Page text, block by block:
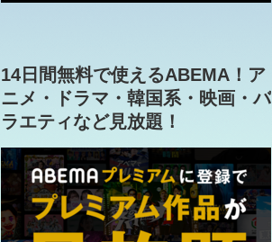
14日間無料で使えるABEMA！ア
ニメ・ドラマ・韓国系・映画・バ
ラエティなど見放題！